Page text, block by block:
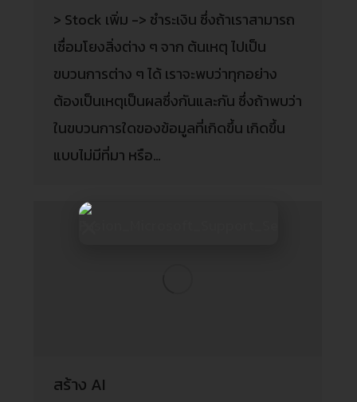
> Stock เพิ่ม -> ชำระเงิน ซึ่งถ้าเราสามารถ
เชื่อมโยงสิ่งต่าง ๆ จาก ต้นเหตุ ไปเป็น
ขบวนการต่าง ๆ ได้ เราจะพบว่าทุกอย่าง
ต้องเป็นเหตุเป็นผลซึ่งกันและกัน ซึ่งถ้าพบว่า
ในขบวนการใดของข้อมูลที่เกิดขึ้น เกิดขึ้น
แบบไม่มีที่มา หรือ…
สร้าง AI